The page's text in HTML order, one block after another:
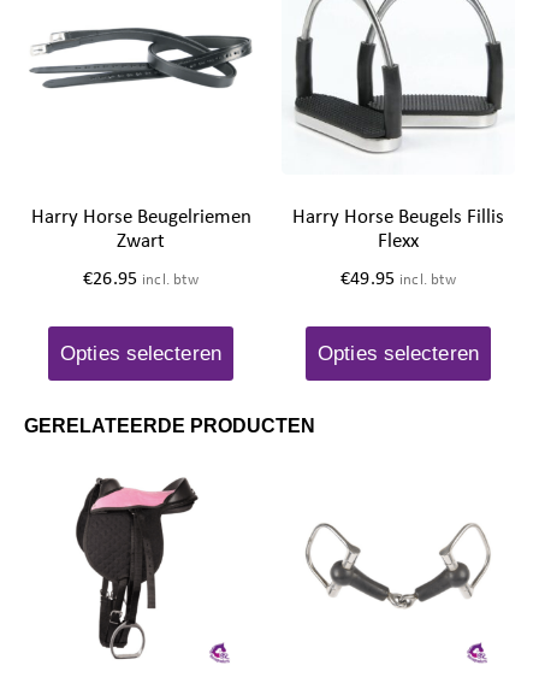
Harry Horse Beugelriemen
Zwart
€26.95 incl. btw
Opties selecteren
Harry Horse Beugels Fillis
Flexx
€49.95 incl. btw
Opties selecteren
GERELATEERDE PRODUCTEN